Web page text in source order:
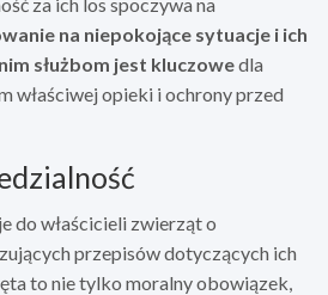
na niepokojące sytuacje i ich
służbom jest kluczowedla
właściwej opieki i ochrony przed
do właścicieli zwierząt o
przepisów dotyczących ich
to nie tylko moralny obowiązek,